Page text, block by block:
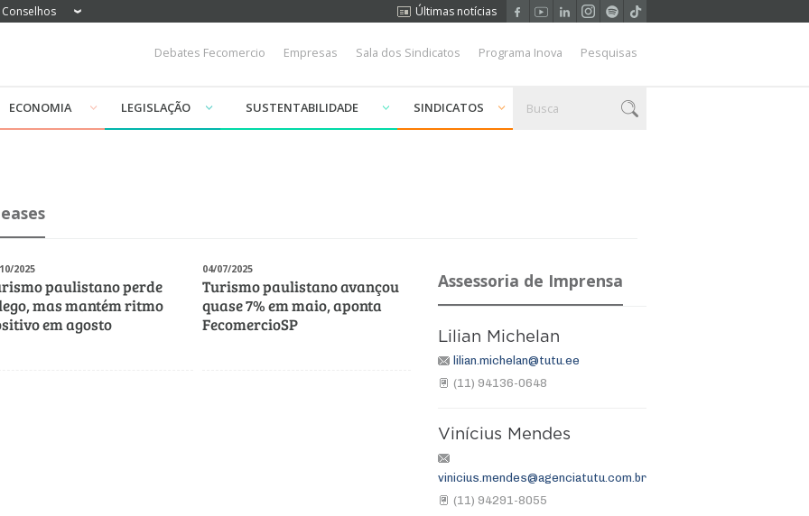
Conselhos Últimas notícias
Debates Fecomercio Empresas Sala dos Sindicatos Programa Inova Pesquisas
ECONOMIA LEGISLAÇÃO SUSTENTABILIDADE SINDICATOS
2025
paulistano perde
mas mantém ritmo
em agosto
04/07/2025
Turismo paulistano avançou
quase 7% em maio, aponta
FecomercioSP
Assessoria de Imprensa
Lilian Michelan
lilian.michelan@tutu.ee
(11) 94136-0648
Vinícius Mendes
vinicius.mendes@agenciatutu.com.br
(11) 94291-8055